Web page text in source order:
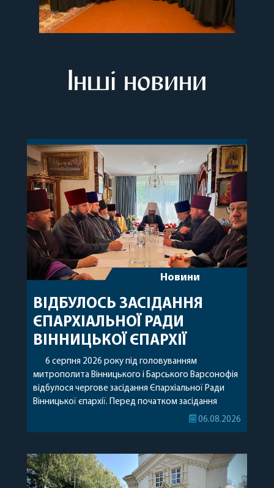
Інші новини
Новини
ВІДБУЛОСЬ ЗАСІДАННЯ
ЄПАРХІАЛЬНОЇ РАДИ
ВІННИЦЬКОЇ ЄПАРХІЇ
6 серпня 2026 року під головуванням
митрополита Вінницького і Барського Варсонофія
відбулося чергове засідання Єпархіальної Ради
Вінницької єпархії. Перед початком засідання
секретар Єпархіальної Ради від імені членів Ради
побажавши йому міцного здоров’я, Божої
допомоги, миру, духовної радості та
благословенних успіхів у подальшому
06.08.2026